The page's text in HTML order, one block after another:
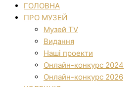
ГОЛОВНА
ПРО МУЗЕЙ
Музей TV
Видання
Наші проекти
Онлайн-конкурс 2024
Онлайн-конкурс 2026